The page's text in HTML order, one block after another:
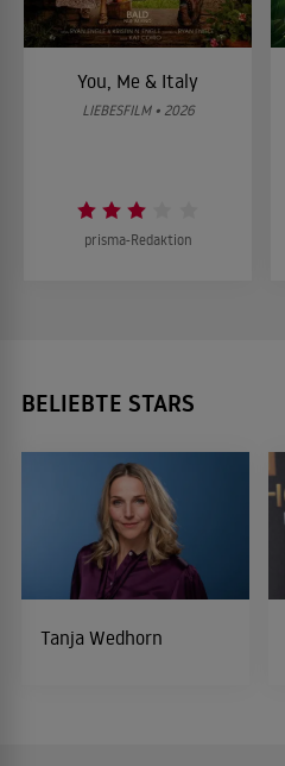
You, Me & Italy
LIEBESFILM • 2026
prisma-Redaktion
BELIEBTE STARS
Tanja Wedhorn